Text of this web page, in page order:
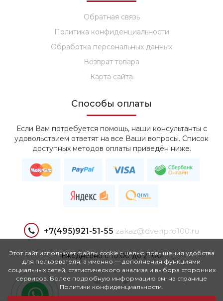
Обратная связь
Политика конфиденциальности
Обработка персональных данных
Возврат товара
Карта сайта
Способы оплаты
Если Вам потребуется помощь, наши консультанты с
удовольствием ответят на все Ваши вопросы. Список
доступных методов оплаты приведён ниже.
+7(495)921-51-55 zakaz@dveripro100.ru
Ежедневно с 10:00 до 21:00
Этот сайт использует файлы cookie с целью повышения удобства
для пользователя, а именно — дополнения функциями
социальных сетей, статистического анализа и выбора сторонних
сервисов. Более подробную информацию см. на странице
Политики конфиденциальности.